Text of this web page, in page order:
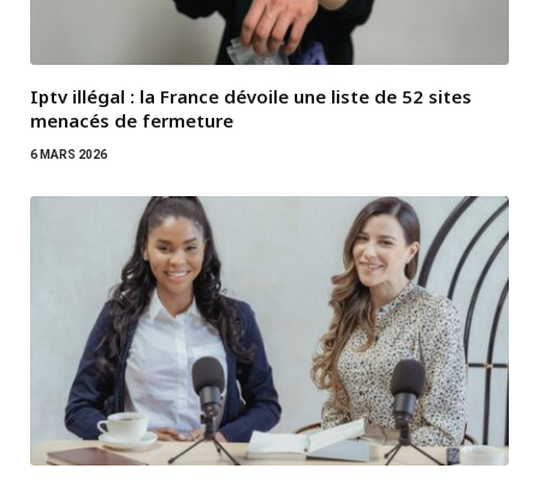
Iptv illégal : la France dévoile une liste de 52 sites
menacés de fermeture
6 MARS 2026